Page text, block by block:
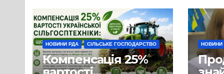
НОВИНИ РДА СІЛЬСЬКЕ ГОСПОДАРСТВО
Компенсація 25%
НОВИНИ